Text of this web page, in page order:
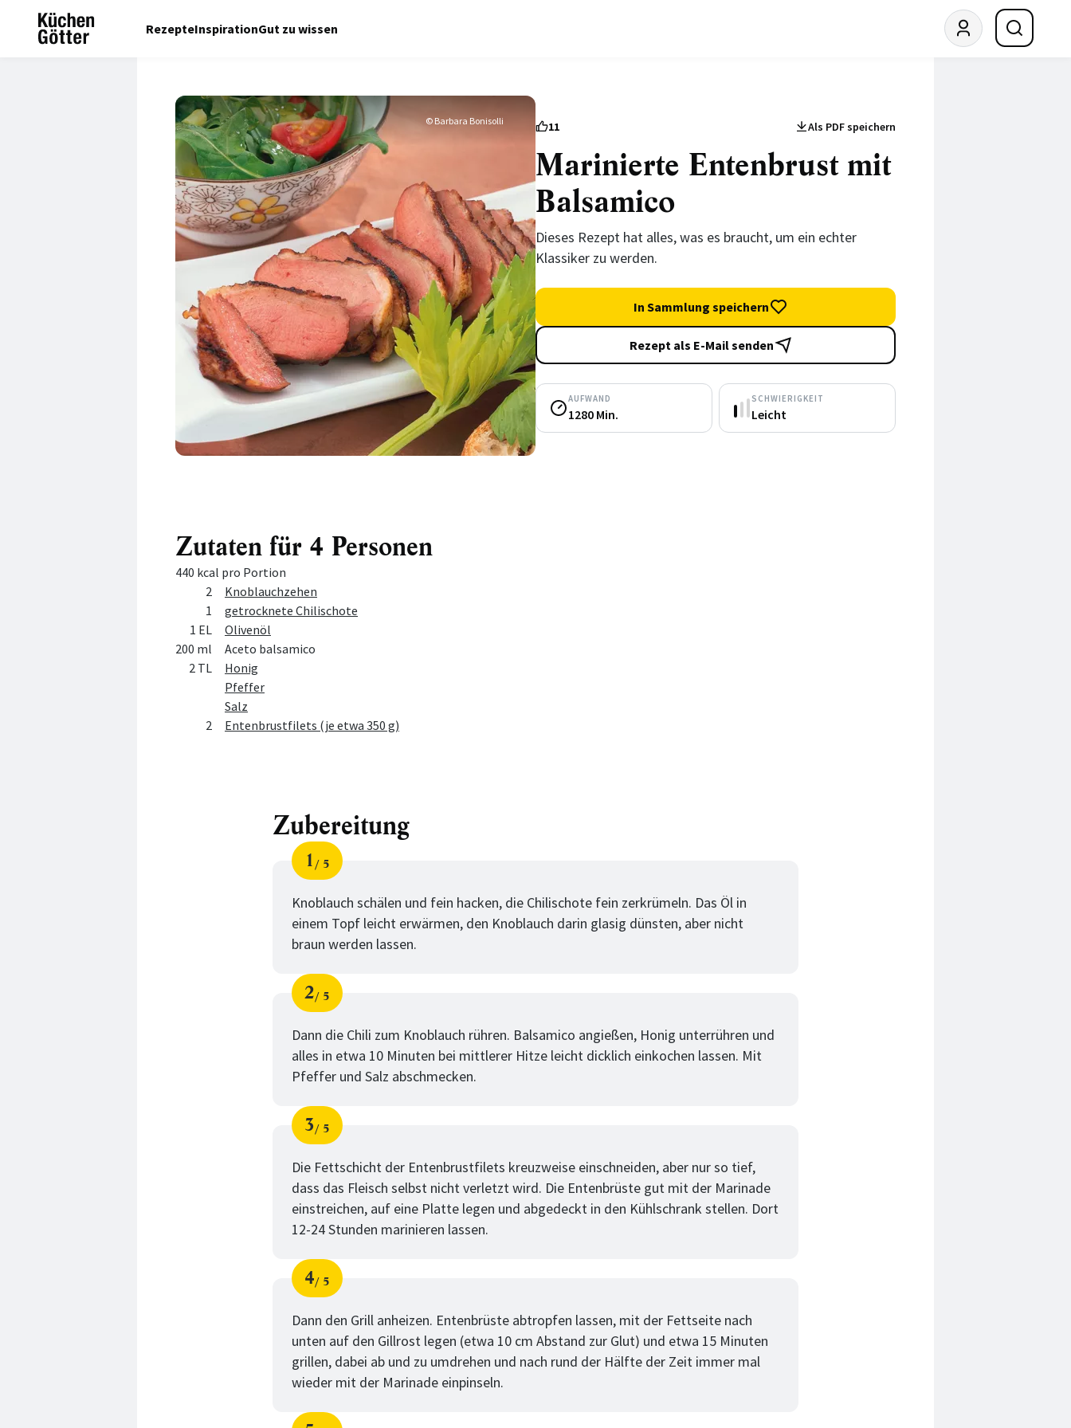
RezepteInspirationGut zu wissen
© Barbara Bonisolli 11 Als PDF speichern
Marinierte Entenbrust mit
Balsamico
Dieses Rezept hat alles, was es braucht, um ein echter
Klassiker zu werden.
In Sammlung speichern
Rezept als E-Mail senden
AUFWAND
1280 Min.
SCHWIERIGKEIT
Leicht
Zutaten für 4 Personen
440 kcal pro Portion
Menge Zutat
2
Knoblauchzehen
1
getrocknete Chilischote
1 EL
Olivenöl
200 ml
Aceto balsamico
2 TL
Honig
Pfeffer
Salz
2
Entenbrustfilets (je etwa 350 g)
Zubereitung
Schritt
1
von
5
Knoblauch schälen und fein hacken, die Chilischote fein zerkrümeln. Das Öl in
einem Topf leicht erwärmen, den Knoblauch darin glasig dünsten, aber nicht
braun werden lassen.
Schritt
2
von
5
Dann die Chili zum Knoblauch rühren. Balsamico angießen, Honig unterrühren und
alles in etwa 10 Minuten bei mittlerer Hitze leicht dicklich einkochen lassen. Mit
Pfeffer und Salz abschmecken.
Schritt
3
von
5
Die Fettschicht der Entenbrustfilets kreuzweise einschneiden, aber nur so tief,
dass das Fleisch selbst nicht verletzt wird. Die Entenbrüste gut mit der Marinade
einstreichen, auf eine Platte legen und abgedeckt in den Kühlschrank stellen. Dort
12-24 Stunden marinieren lassen.
Schritt
4
von
5
Dann den Grill anheizen. Entenbrüste abtropfen lassen, mit der Fettseite nach
unten auf den Gillrost legen (etwa 10 cm Abstand zur Glut) und etwa 15 Minuten
grillen, dabei ab und zu umdrehen und nach rund der Hälfte der Zeit immer mal
wieder mit der Marinade einpinseln.